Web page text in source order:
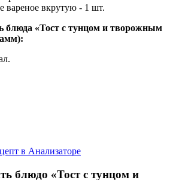
вареное вкрутую - 1 шт.
блюда «Тост с тунцом и творожным
):
в Анализаторе
блюдо «Тост с тунцом и